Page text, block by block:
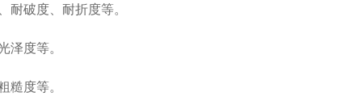
耐破度、耐折度等。
泽度等。
糙度等。